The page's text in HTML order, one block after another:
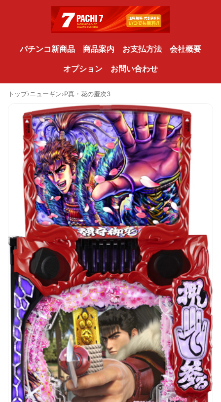
パチンコ新商品 商品案内 お支払方法
会社概要
オプション
お問い合わせ
トップ›ニューギン›P真・花の慶次3